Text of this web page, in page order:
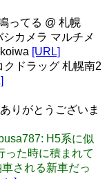
ってる @ 札幌
シカメラ マルチメ
[URL]
クドラッグ 札幌南2
りがとうございま
H5系に似
った時に積まれて
される新車だっ